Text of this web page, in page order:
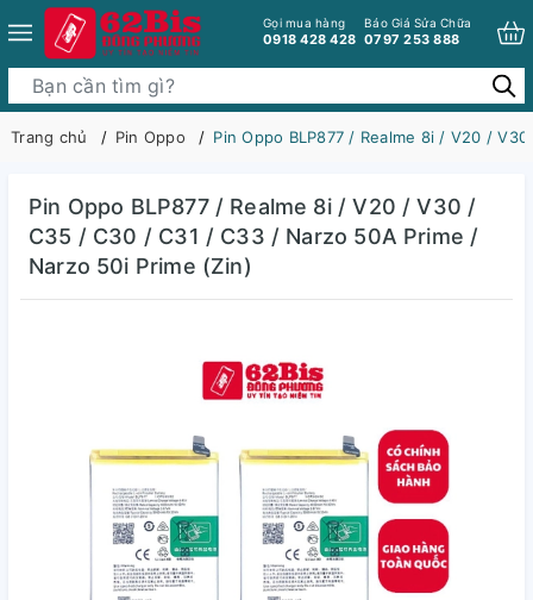
Gọi mua hàng
0918 428 428
Báo Giá Sửa Chữa
0797 253 888
Trang chủ Pin Oppo Pin Oppo BLP877 / Realme 8i / V20 /
Pin Oppo BLP877 / Realme 8i / V20 / V30 /
C35 / C30 / C31 / C33 / Narzo 50A Prime /
Narzo 50i Prime (Zin)